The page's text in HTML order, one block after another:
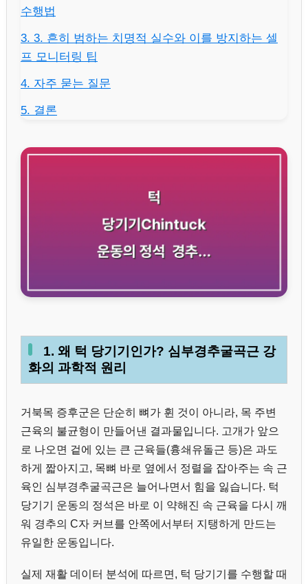
수행법
3. 3. 흔히 범하는 치명적 실수와 이를 방지하는 셀
프 모니터링 팁
4. 자주 묻는 질문
5. 결론
1. 왜 턱 당기기인가? 심부경추굴곡근 강
화의 과학적 원리
거북목 증후군은 단순히 뼈가 휜 것이 아니라, 목 주변
근육의 불균형이 만들어낸 결과물입니다. 고개가 앞으
로 나오면 겉에 있는 큰 근육들(흉쇄유돌근 등)은 과도
하게 짧아지고, 목뼈 바로 옆에서 정렬을 잡아주는 속 근
육인 심부경추굴곡근은 늘어나면서 힘을 잃습니다. 턱
당기기 운동의 정석은 바로 이 약해진 속 근육을 다시 깨
워 경추의 C자 커브를 안쪽에서부터 지탱하게 만드는
유일한 운동입니다.
실제 재활 데이터 분석에 따르면, 턱 당기기를 수행할 때